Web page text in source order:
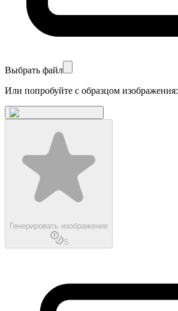
Выбрать файл
Или попробуйте с образцом изображения:
Генерировать изображение
5